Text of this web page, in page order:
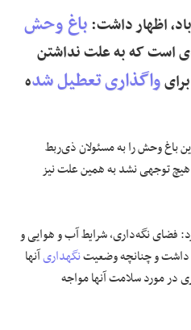
اظهار داشت:باغ وحش
است که به علت نداشتن
برایواگذاریتعطیل شده
باغ وحش را به مسئولان ذی‌ربط
هیچ توجهی نشد به همین علت نیز
فضای نگه‌داری، شرایط آب‌ و هوایی و
داشت و چنانچه وضعیتنگهداریآنها
در مورد سلامت آنها مواجه